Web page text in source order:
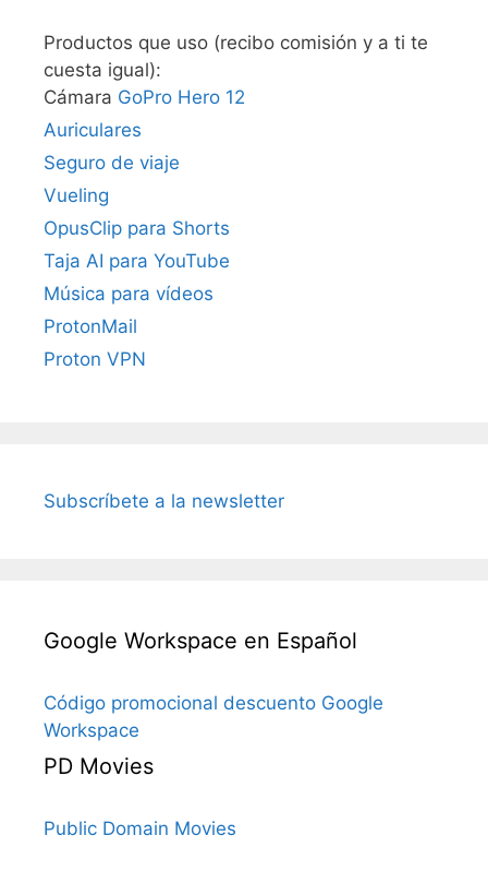
Productos que uso (recibo comisión y a ti te
cuesta igual):
Cámara GoPro Hero 12
Auriculares
Seguro de viaje
Vueling
OpusClip para Shorts
Taja AI para YouTube
Música para vídeos
ProtonMail
Proton VPN
Subscríbete a la newsletter
Google Workspace en Español
Código promocional descuento Google
Workspace
PD Movies
Public Domain Movies